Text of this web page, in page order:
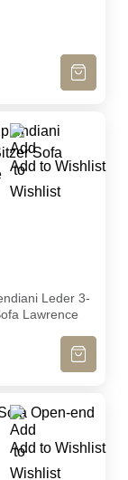
IN DEN
Add to Wishlist
Leder 3-
Lawrence
IN DEN
Add to Wishlist